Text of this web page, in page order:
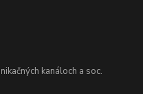
kanáloch a soc.